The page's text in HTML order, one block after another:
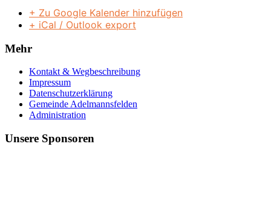
+ Zu Google Kalender hinzufügen
+ iCal / Outlook export
Mehr
Kontakt & Wegbeschreibung
Impressum
Datenschutzerklärung
Gemeinde Adelmannsfelden
Administration
Unsere Sponsoren